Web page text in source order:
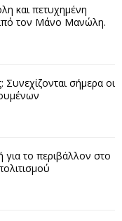
και πετυχημένη
τον Μάνο Μανώλη.
σήμερα οι
για το περιβάλλον στο